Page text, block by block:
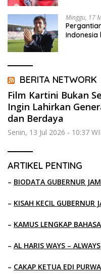
Minggu, 17
Indonesia
BERITA NETWORK
Film Kartini Bukan
Ingin Lahirkan
dan Berdaya
Senin, 13 Jul 2026 - 10:37
ARTIKEL PENTING
– BIODATA GUBERNUR
– KISAH KECIL GUBERNUR
– KAMUS LENGKAP
– AL HARIS WAYS – ALWAYS
– CAKAP KETUA EDI